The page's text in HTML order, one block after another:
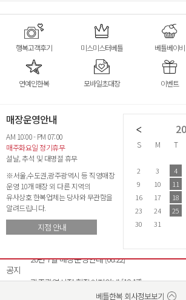
행복고객후기 미스미스터베틀 베틀베이비
연예인한복 모바일초대장 이벤트
매장운영안내
AM 10:00 - PM 07:00
매주화요일 정기휴무
설날, 추석 및 대명절 휴무
※서울,수도권,광주광역시 등 직영매장
운영 10개 매장 외 다른 지역의
유사상호 한복업체는 당사와 무관함을
알려드립니다.
지점 안내
2026-07
S M T W
1
5
7 8 9 10
12
13 14 15 16
19
20 21 22 23 24
26
27 28
S M T
2
3 4
9
10 11
16
17 18
23
24 25
30
31
공지
[07.21]
[06.22]
베스트리워드 선정자 발표[07.18]
베틀한복 매장운영시간 변경안내 [12.26]
베틀한복 회사정보보기